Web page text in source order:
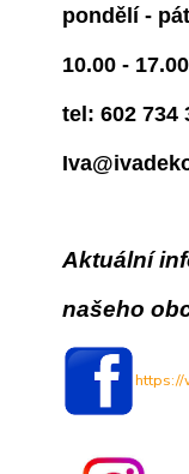
pondělí -
10.00 -
tel: 602 734
Aktuální
našeho
https://